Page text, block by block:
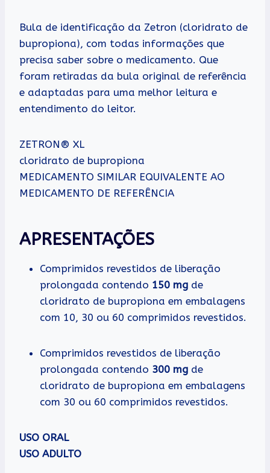
Bula de identificação da Zetron (cloridrato de
bupropiona), com todas informações que
precisa saber sobre o medicamento. Que
foram retiradas da bula original de referência
e adaptadas para uma melhor leitura e
entendimento do leitor.
ZETRON® XL
cloridrato de bupropiona
MEDICAMENTO SIMILAR EQUIVALENTE AO
MEDICAMENTO DE REFERÊNCIA
APRESENTAÇÕES
Comprimidos revestidos de liberação
prolongada contendo 150 mg de
cloridrato de bupropiona em embalagens
com 10, 30 ou 60 comprimidos revestidos.
Comprimidos revestidos de liberação
prolongada contendo 300 mg de
cloridrato de bupropiona em embalagens
com 30 ou 60 comprimidos revestidos.
USO ORAL
USO ADULTO